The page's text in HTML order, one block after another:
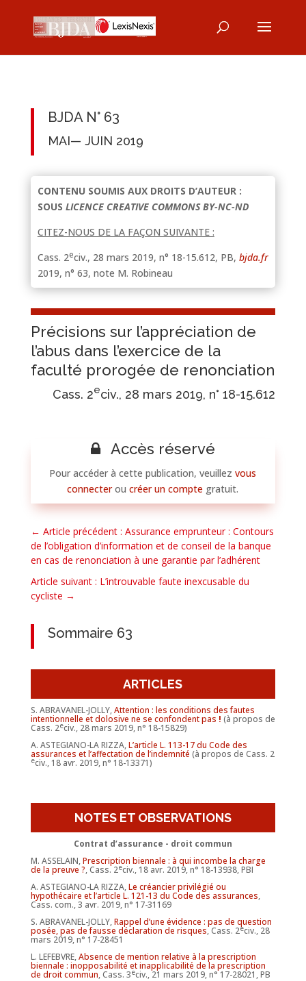
BJDA N° 63
MAI— JUIN 2019
CONTENU SOUMIS AUX DROITS D’AUTEUR :
SOUS LICENCE CREATIVE COMMONS BY-NC-ND
CITEZ-NOUS DE LA FAÇON SUIVANTE :
Cass. 2eciv., 28 mars 2019, n° 18-15.612, PB, bjda.fr
2019, n° 63, note M. Robineau
Précisions sur l’appréciation de
l’abus dans l’exercice de la
faculté prorogée de renonciation
Cass. 2eciv., 28 mars 2019, n° 18-15.612
Accès réservé
Pour accéder à cette publication, veuillezvous
connecteroucréer un compte gratuit.
← Article précédent : Assurance emprunteur : Contours
de l’obligation d’information et de conseil de la banque
en cas de renonciation à une garantie par l’adhérent
Article suivant : L’introuvable faute inexcusable du
cycliste →
Sommaire 63
ARTICLES
S. ABRAVANEL-JOLLY,Attention : les conditions des fautes
intentionnelle et dolosive ne se confondent pas ! (à propos de
Cass. 2eciv., 28 mars 2019, n° 18-15829)
A. ASTEGIANO-LA RIZZA,L’article L. 113-17 du Code des
assurances et l’affectation de l’indemnité (à propos de Cass. 2
eciv., 18 avr. 2019, n° 18-13371)
NOTES ET OBSERVATIONS
Contrat d’assurance - droit commun
M. ASSELAIN,Prescription biennale : à qui incombe la charge
de la preuve ?, Cass. 2eciv., 18 avr. 2019, n° 18-13938, PBI
A. ASTEGIANO-LA RIZZA,Le créancier privilégié ou
hypothécaire et l’article L. 121-13 du Code des assurances,
Cass. com., 3 avr. 2019, n° 17-31169
S. ABRAVANEL-JOLLY,Rappel d’une évidence : pas de question
posée, pas de fausse déclaration de risques, Cass. 2eciv., 28
mars 2019, n° 17-28451
L. LEFEBVRE,Absence de mention relative à la prescription
biennale : inopposabilité et inapplicabilité de la prescription
de droit commun, Cass. 3eciv., 21 mars 2019, n° 17-28021, PB